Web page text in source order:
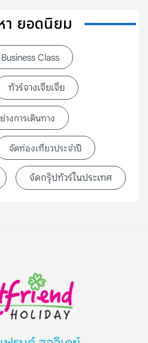
า ยอดนิยม
Class
ทัวร์จางเจียเจี้ย
างการเดินทาง
จัดท่องเที่ยวประจำปี
จัดกรุ๊ปทัวร์ในประเทศ